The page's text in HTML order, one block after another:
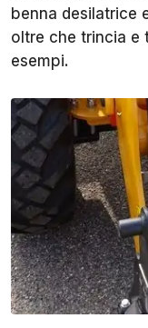
benna desilatrice
oltre che trincia e
esempi.